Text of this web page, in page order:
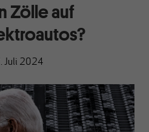
Zölle auf
Juli 2024